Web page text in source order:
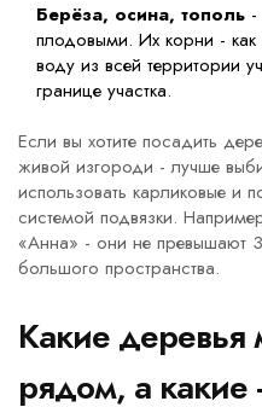
Берёза, осина, тополь
плодовыми. Их корни - как
воду из всей территории
границе участка.
Если вы хотите посадить
живой изгороди - лучше
использовать карликовые и
системой подвязки.
«Анна» - они не превышают
большого пространства.
Какие
рядом, а какие